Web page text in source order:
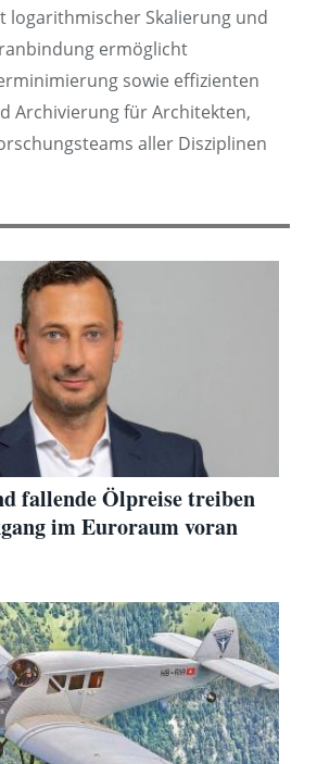
logarithmischer Skalierung und
ermöglicht
sowie effizienten
Archivierung für Architekten,
aller Disziplinen
fallende Ölpreise treiben
im Euroraum voran